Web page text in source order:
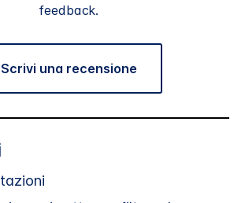
feedback.
Scrivi una recensione